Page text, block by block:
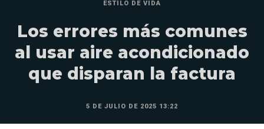
ESTILO DE VIDA
Los errores más comunes
al usar aire acondicionado
que disparan la factura
5 DE JULIO DE 2025 13:22